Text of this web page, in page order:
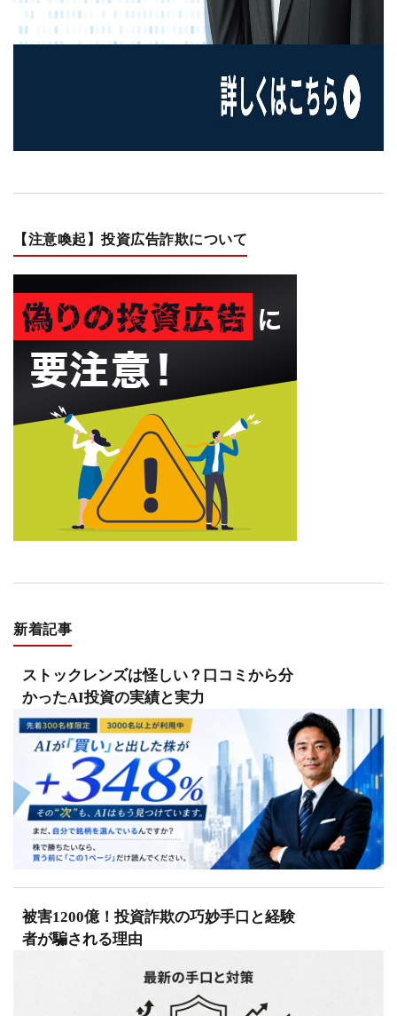
【注意喚起】投資広告詐欺について
新着記事
ストックレンズは怪しい？口コミから分
かったAI投資の実績と実力
被害1200億！投資詐欺の巧妙手口と経験
者が騙される理由